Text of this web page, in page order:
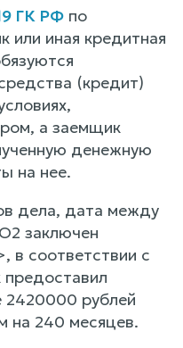
ГК РФ по
или иная кредитная
(кредит)
а заемщик
денежную
на нее.
дела, дата между
заключен
в соответствии с
предоставил
2420000 рублей
на 240 месяцев.